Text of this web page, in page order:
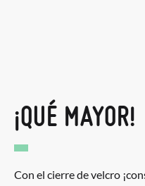
¡QUÉ MAYOR!
Con el cierre de velcro